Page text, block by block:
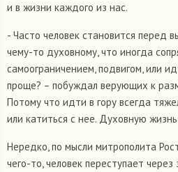
и в жизни каждого из нас.
- Часто человек становится перед
чему-то духовному, что иногда
самоограничением, подвигом, или
проще? – побуждал верующих к
Потому что идти в гору всегда
или катиться с нее. Духовную
Нередко, по мысли митрополита
чего-то, человек переступает